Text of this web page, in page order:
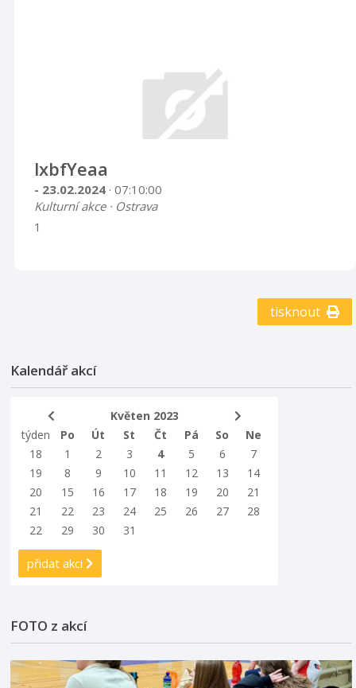
lxbfYeaa
- 23.02.2024 · 07:10:00
Kulturní akce · Ostrava
1
tisknout
Kalendář akcí
Květen 2023
týden
Po Út St Čt Pá So
Ne
18
1 2 3 4 5 6
7
19
8 9 10 11 12 13
14
20
15 16 17 18 19 20
21
21
22 23 24 25 26 27
28
22
29 30 31
přidat akci
FOTO z akcí